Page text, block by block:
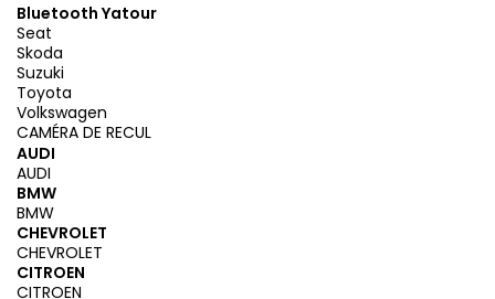
Bluetooth Yatour
Seat
Skoda
Suzuki
Toyota
Volkswagen
CAMÉRA DE RECUL
AUDI
AUDI
BMW
BMW
CHEVROLET
CHEVROLET
CITROEN
CITROEN